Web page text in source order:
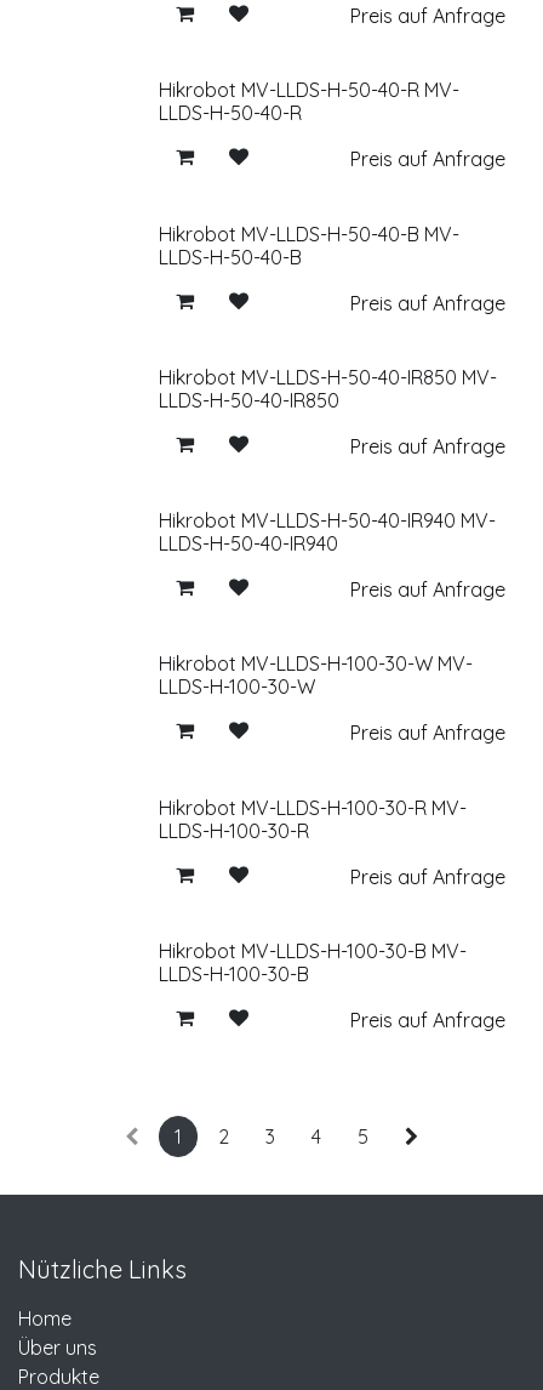
Preis auf Anfrage
Hikrobot MV-LLDS-H-50-40-R MV-
LLDS-H-50-40-R
Preis auf Anfrage
Hikrobot MV-LLDS-H-50-40-B MV-
LLDS-H-50-40-B
Preis auf Anfrage
Hikrobot MV-LLDS-H-50-40-IR850 MV-
LLDS-H-50-40-IR850
Preis auf Anfrage
Hikrobot MV-LLDS-H-50-40-IR940 MV-
LLDS-H-50-40-IR940
Preis auf Anfrage
Hikrobot MV-LLDS-H-100-30-W MV-
LLDS-H-100-30-W
Preis auf Anfrage
Hikrobot MV-LLDS-H-100-30-R MV-
LLDS-H-100-30-R
Preis auf Anfrage
Hikrobot MV-LLDS-H-100-30-B MV-
LLDS-H-100-30-B
Preis auf Anfrage
1 2 3 4 5
Nützliche Links
Home
Über uns
Produkte